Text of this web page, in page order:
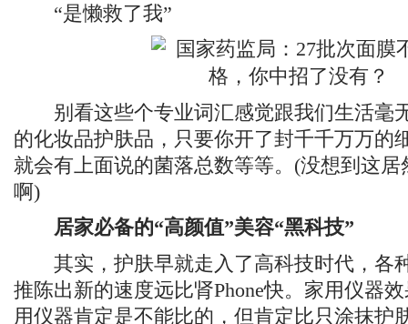
“是懒救了我”
别看这些个专业词汇感觉跟我们生活毫
的化妆品护肤品，只要你开了封千千万万的
就会有上面说的菌落总数等等。(没想到这
啊)
居家必备的“高颜值”美容“黑科技”
其实，护肤早就走入了高科技时代，各
推陈出新的速度远比肾Phone快。家用仪器
用仪器肯定是不能比的，但肯定比只涂抹护